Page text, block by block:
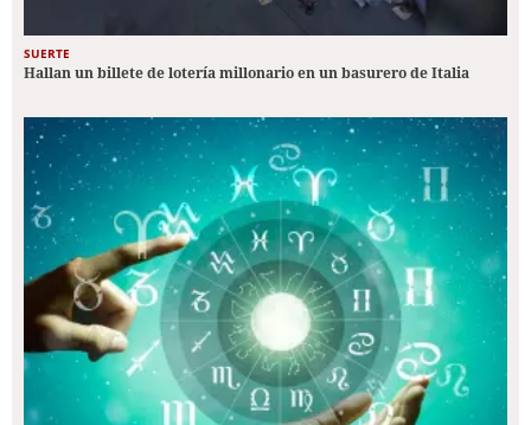
SUERTE
Hallan un billete de lotería millonario en un basurero de Italia